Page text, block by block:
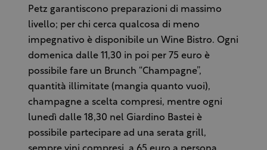
Petz garantiscono preparazioni di massimo
livello; per chi cerca qualcosa di meno
impegnativo è disponibile un Wine Bistro. Ogni
domenica dalle 11,30 in poi per 75 euro è
possibile fare un Brunch “Champagne”,
quantità illimitate (mangia quanto vuoi),
champagne a scelta compresi, mentre ogni
lunedì dalle 18,30 nel Giardino Bastei è
possibile partecipare ad una serata grill,